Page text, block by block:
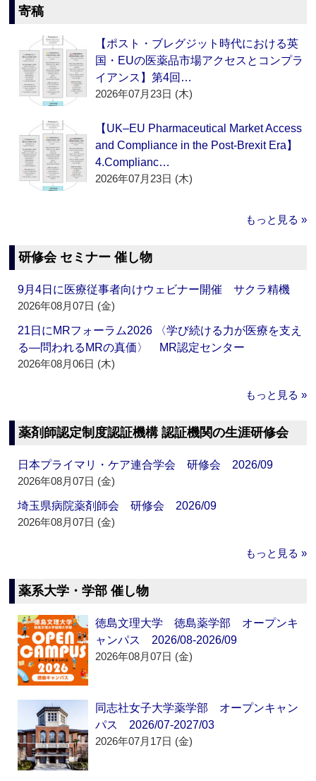
寄稿
【ポスト・ブレグジット時代における英
国・EUの医薬品市場アクセスとコンプラ
イアンス】第4回…
2026年07月23日 (木)
【UK–EU Pharmaceutical Market Access
and Compliance in the Post-Brexit Era】
4.Complianc…
2026年07月23日 (木)
もっと見る »
研修会 セミナー 催し物
9月4日に医療従事者向けウェビナー開催 サクラ精機
2026年08月07日 (金)
21日にMRフォーラム2026 〈学び続ける力が医療を支え
る―問われるMRの真価〉 MR認定センター
2026年08月06日 (木)
もっと見る »
薬剤師認定制度認証機構 認証機関の生涯研修会
日本プライマリ・ケア連合学会 研修会 2026/09
2026年08月07日 (金)
埼玉県病院薬剤師会 研修会 2026/09
2026年08月07日 (金)
もっと見る »
薬系大学・学部 催し物
徳島文理大学 徳島薬学部 オープンキ
ャンパス 2026/08-2026/09
2026年08月07日 (金)
同志社女子大学薬学部 オープンキャン
パス 2026/07-2027/03
2026年07月17日 (金)